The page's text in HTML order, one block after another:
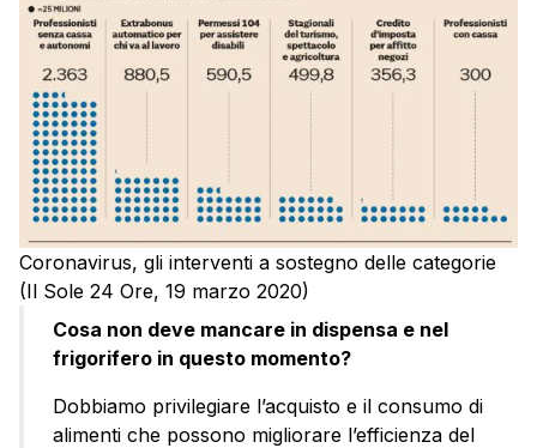
Coronavirus, gli interventi a sostegno delle categorie
(Il Sole 24 Ore, 19 marzo 2020)
Cosa non deve mancare in dispensa e nel
frigorifero in questo momento?
Dobbiamo privilegiare l’acquisto e il consumo di
alimenti che possono migliorare l’efficienza del